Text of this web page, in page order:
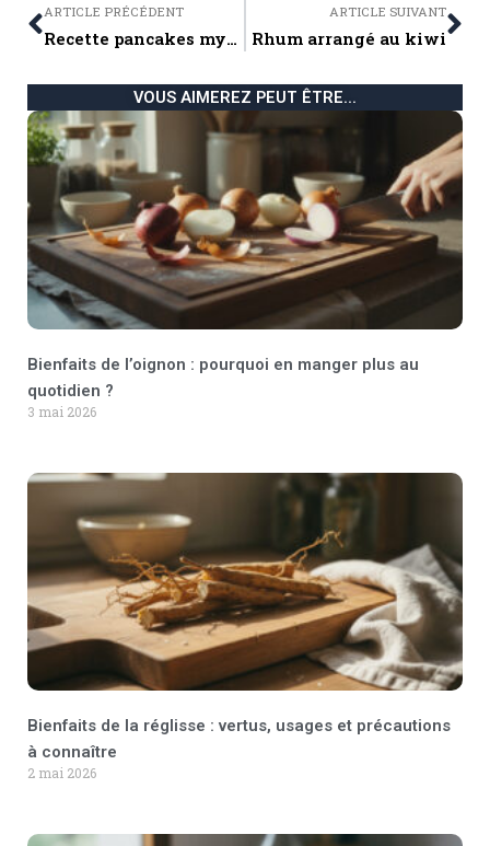
ARTICLE PRÉCÉDENT
Recette pancakes myrtilles lavande
ARTICLE SUIVANT
Rhum arrangé au kiwi
VOUS AIMEREZ PEUT ÊTRE...
Bienfaits de l’oignon : pourquoi en manger plus au
quotidien ?
3 mai 2026
Bienfaits de la réglisse : vertus, usages et précautions
à connaître
2 mai 2026